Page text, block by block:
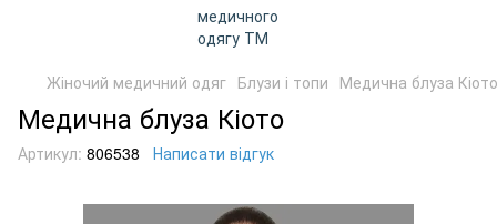
Жіночий медичний одяг Блузи і топи Медична блуза Кіото
Медична блуза Кіото
Артикул: 806538 Написати відгук